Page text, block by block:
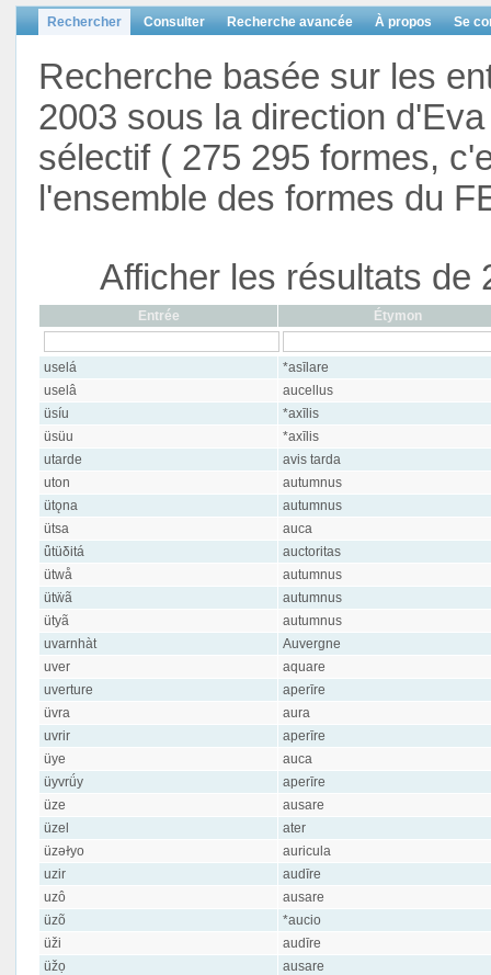
Rechercher Consulter Recherche avancée À propos Se
Recherche basée sur les
2003 sous la direction
sélectif ( 275 295 formes,
l'ensemble des formes du
Afficher les résultats de
Entrée Étymon
uselá
*asīlare
uselâ
aucellus
üsíu
*axīlis
üsüu
*axīlis
utarde
avis tarda
uton
autumnus
ütǫna
autumnus
ütsa
auca
ǖtüδitá
auctoritas
ütwå
autumnus
ütẅã
autumnus
ütyã
autumnus
uvarnhàt
Auvergne
uver
aquare
uverture
aperīre
üvra
aura
uvrir
aperīre
üye
auca
üyvrǘy
aperīre
üze
ausare
üzel
ater
üzəɫyo
auricula
uzir
audīre
uzô
ausare
üzõ
*aucio
üži
audīre
üžọ
ausare